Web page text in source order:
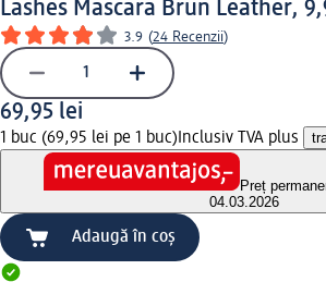
Lashes Mascara Brun Leather,
3.9 (24 Recenzii)
69,95 lei
1 buc (69,95 lei pe 1 buc) Inclusiv TVA plus
Preț
04.03.2026
Adaugă în coș